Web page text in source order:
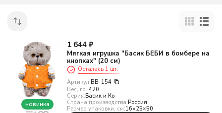
новинка
1 644 ₽
Мягкая игрушка "Басик БЕБИ в бомбере на
кнопках" (20 см)
Осталась 1 шт.
Артикул:BB-154
Вес, гр.:420
Серия:Басик и Ко
Страна производства:Россия
Размер упаковки, см:16×25×50